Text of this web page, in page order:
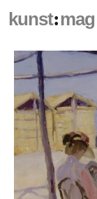
kunst:mag
Kunst